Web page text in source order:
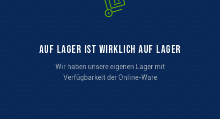
auf Lager ist wirklich auf Lager
Wir haben unsere eigenen Lager mit
Verfügbarkeit der Online-Ware